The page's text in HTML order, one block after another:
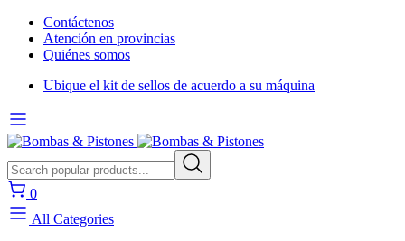
Contáctenos
Atención en provincias
Quiénes somos
Ubique el kit de sellos de acuerdo a su máquina
0
All Categories